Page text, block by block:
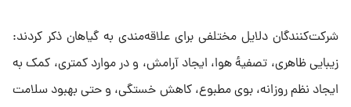
شرکت‌کنندگان دلایل مختلفی برای علاقه‌مندی به گیاهان ذکر کردند:
زیبایی ظاهری، تصفیه‌ٔ هوا، ایجاد آرامش، و در موارد کمتری، کمک به
ایجاد نظم روزانه، بوی مطبوع، کاهش خستگی، و حتی بهبود سلامت